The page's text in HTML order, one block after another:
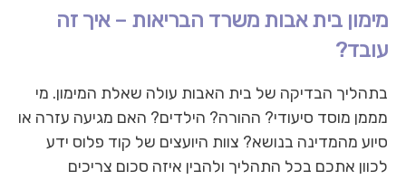
מימון בית אבות משרד הבריאות – איך זה
עובד?
בתהליך הבדיקה של בית האבות עולה שאלת המימון. מי
מממן מוסד סיעודי? ההורה? הילדים? האם מגיעה עזרה או
סיוע מהמדינה בנושא? צוות היועצים של קוד פלוס ידע
לכוון אתכם בכל התהליך ולהבין איזה סכום צריכים